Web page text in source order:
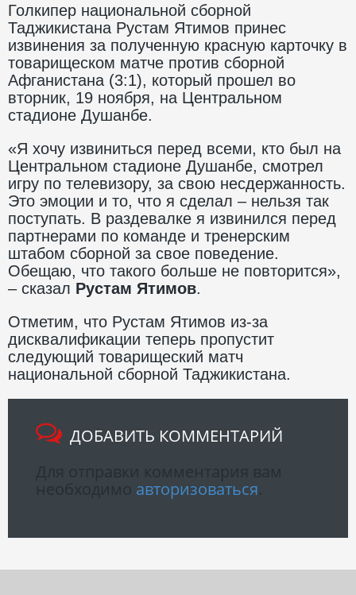
Голкипер национальной сборной
Таджикистана Рустам Ятимов принес
извинения за полученную красную карточку в
товарищеском матче против сборной
Афганистана (3:1), который прошел во
вторник, 19 ноября, на Центральном
стадионе Душанбе.
«Я хочу извиниться перед всеми, кто был на
Центральном стадионе Душанбе, смотрел
игру по телевизору, за свою несдержанность.
Это эмоции и то, что я сделал – нельзя так
поступать. В раздевалке я извинился перед
партнерами по команде и тренерским
штабом сборной за свое поведение.
Обещаю, что такого больше не повторится»,
– сказал Рустам Ятимов.
Отметим, что Рустам Ятимов из-за
дисквалификации теперь пропустит
следующий товарищеский матч
национальной сборной Таджикистана.
ДОБАВИТЬ КОММЕНТАРИЙ
авторизоваться